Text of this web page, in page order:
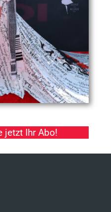
jetzt Ihr Abo!